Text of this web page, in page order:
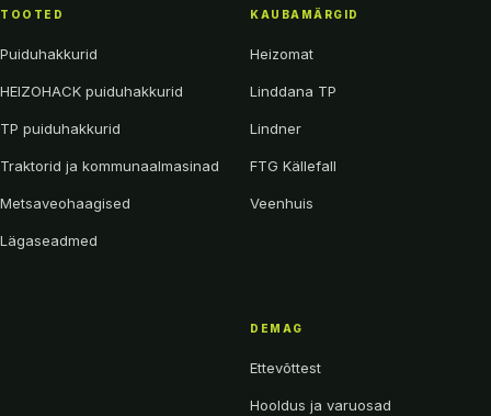
TOOTED
Puiduhakkurid
HEIZOHACK puiduhakkurid
TP puiduhakkurid
Traktorid ja kommunaalmasinad
Metsaveohaagised
Lägaseadmed
KAUBAMÄRGID
Heizomat
Linddana TP
Lindner
FTG Källefall
Veenhuis
DEMAG
Ettevõttest
Hooldus ja varuosad